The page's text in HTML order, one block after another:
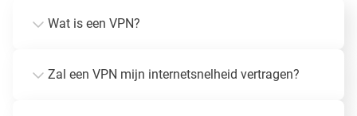
Wat is een VPN?
Zal een VPN mijn internetsnelheid vertragen?